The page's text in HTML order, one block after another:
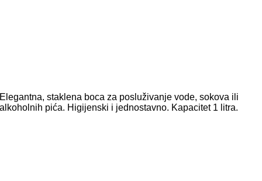
Elegantna, staklena boca za posluživanje vode, sokova ili
alkoholnih pića. Higijenski i jednostavno. Kapacitet 1 litra.